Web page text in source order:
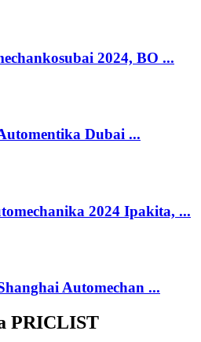
2024, BO ...
Dubai ...
2024 Ipakita, ...
Automechan ...
PRICLIST